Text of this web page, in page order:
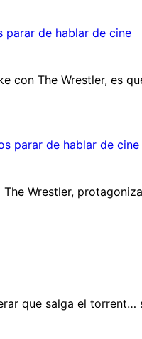
parar de hablar de cine
con The Wrestler, es
parar de hablar de cine
Wrestler,
que salga el torrent…